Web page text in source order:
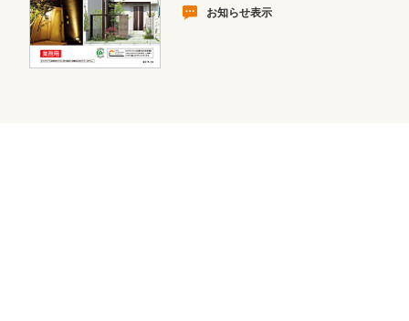
お知らせ表示